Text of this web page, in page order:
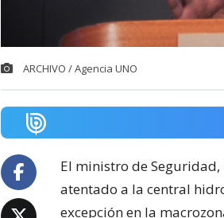
ARCHIVO / Agencia UNO
El ministro de
atentado a la central
excepción en la